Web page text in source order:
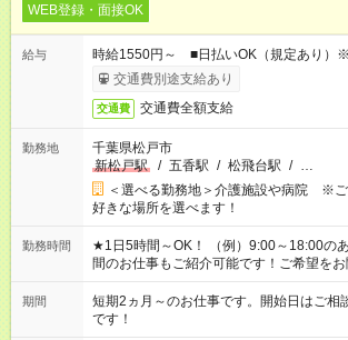
WEB登録・面接OK
給与
時給1550円～ ■日払いOK（規定あり）
交通費別途支給あり
交通費 交通費全額支給
勤務地
千葉県松戸市
新松戸駅
/ 五香駅 / 松飛台駅 / …
＜選べる勤務地＞介護施設や病院 ※
好きな場所を選べます！
勤務時間
★1日5時間～OK！ （例）9:00～18:00の
間のお仕事もご紹介可能です！ご希望を
庭の都合でお休みが必要な場合も遠慮なく
週最低15時間以上の勤務が必要です
期間
短期2ヵ月～のお仕事です。開始日はご
です！